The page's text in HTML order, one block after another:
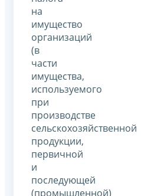
на
имущество
организаций
(в
части
имущества,
используемого
при
производстве
сельскохозяйственной
продукции,
первичной
и
последующей
(промышленной)